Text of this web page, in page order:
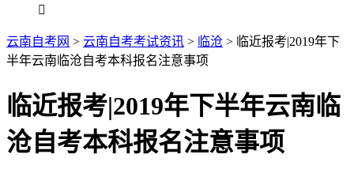

云南自考网 > 云南自考考试资讯 > 临沧 > 临近报考|2019年下
半年云南临沧自考本科报名注意事项
临近报考|2019年下半年云南临
沧自考本科报名注意事项